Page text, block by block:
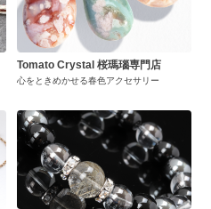
Tomato Crystal 桜瑪瑙専門店
心をときめかせる春色アクセサリー